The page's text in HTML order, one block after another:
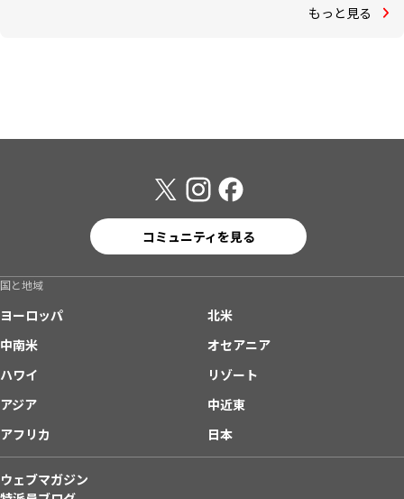
もっと見る
コミュニティを見る
国と地域
ヨーロッパ
北米
中南米
オセアニア
ハワイ
リゾート
アジア
中近東
アフリカ
日本
ウェブマガジン